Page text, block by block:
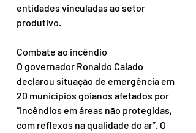
entidades vinculadas ao setor
produtivo.
Combate ao incêndio
O governador Ronaldo Caiado
declarou situação de emergência em
20 municípios goianos afetados por
“incêndios em áreas não protegidas,
com reflexos na qualidade do ar”. O